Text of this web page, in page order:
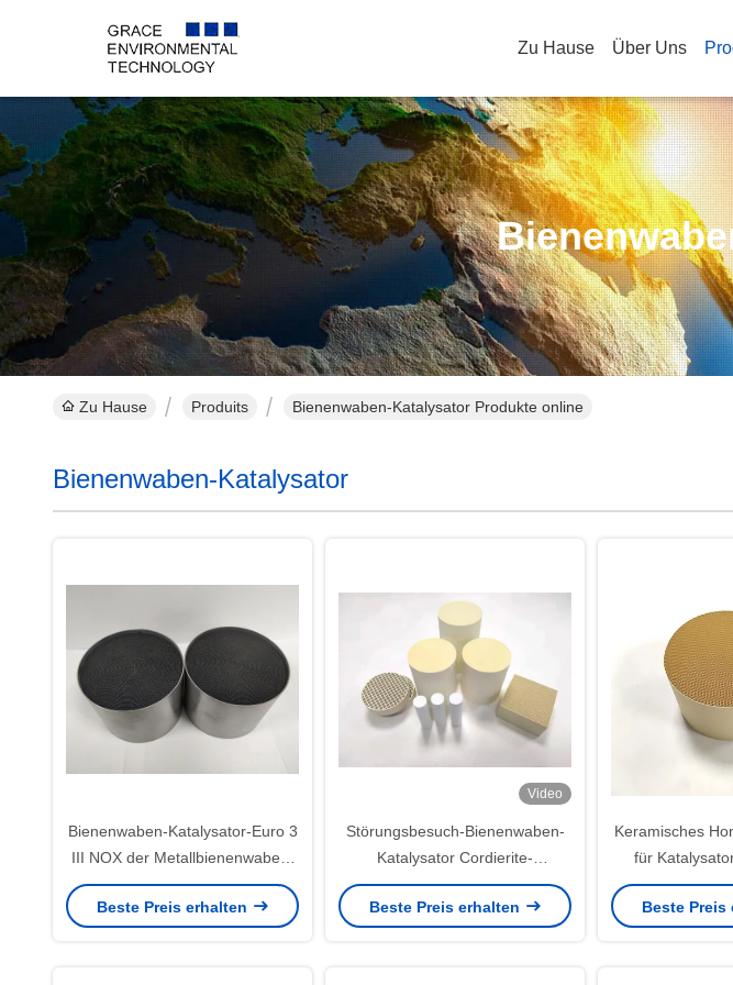
Zu Hause Über Uns
Zu Hause Produits Bienenwaben-Katalysator Produkte online
Bienenwaben-Katalysator
Bienenwaben-Katalysator-Euro 3
III NOX der Metallbienenwaben-
katalytischen Reduktion
metallischer
Beste Preis erhalten
Video
Störungsbesuch-Bienenwaben-
Katalysator Cordierite-
keramischer Bienenwaben-
Substrat-Katalysator
Beste Preis erhalten
Keramisches
für
Beste Preis